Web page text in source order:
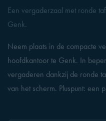
Een vergaderzaal met ronde
Genk.
Neem plaats in de compacte
hoofdkantoor te Genk. In
vergaderen dankzij de ronde
van het scherm. Pluspunt: een